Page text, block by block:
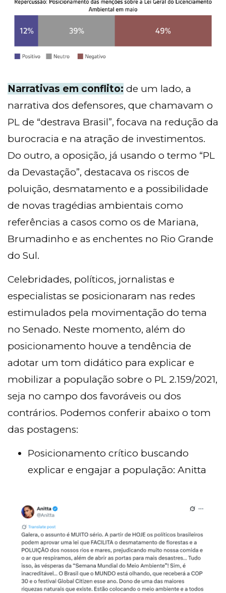
Narrativas em conflito: de um lado, a
narrativa dos defensores, que chamavam o
PL de “destrava Brasil”, focava na redução da
burocracia e na atração de investimentos.
Do outro, a oposição, já usando o termo “PL
da Devastação”, destacava os riscos de
poluição, desmatamento e a possibilidade
de novas tragédias ambientais como
referências a casos como os de Mariana,
Brumadinho e as enchentes no Rio Grande
do Sul.
Celebridades, políticos, jornalistas e
especialistas se posicionaram nas redes
estimulados pela movimentação do tema
no Senado. Neste momento, além do
posicionamento houve a tendência de
adotar um tom didático para explicar e
mobilizar a população sobre o PL 2.159/2021,
seja no campo dos favoráveis ou dos
contrários. Podemos conferir abaixo o tom
das postagens:
Posicionamento crítico buscando
explicar e engajar a população: Anitta